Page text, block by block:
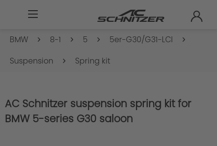
BMW 8-1 5
5er-G30/G31-LCI
Suspension
Spring kit
AC Schnitzer suspension spring kit for
BMW 5-series G30 saloon